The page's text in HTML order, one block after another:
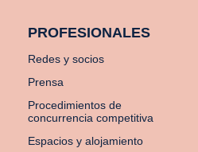
PROFESIONALES
Redes y socios
Prensa
Procedimientos de
concurrencia competitiva
Espacios y alojamiento